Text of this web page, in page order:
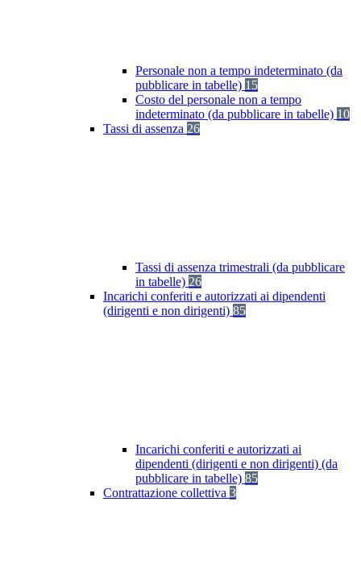
Personale non a tempo indeterminato (da
pubblicare in tabelle) 15
Costo del personale non a tempo
indeterminato (da pubblicare in tabelle) 10
Tassi di assenza 26
Tassi di assenza trimestrali (da pubblicare
in tabelle) 26
Incarichi conferiti e autorizzati ai dipendenti
(dirigenti e non dirigenti) 85
Incarichi conferiti e autorizzati ai
dipendenti (dirigenti e non dirigenti) (da
pubblicare in tabelle) 85
Contrattazione collettiva 3